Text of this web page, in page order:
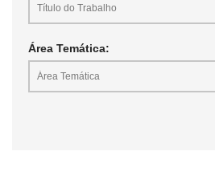
Área Temática: